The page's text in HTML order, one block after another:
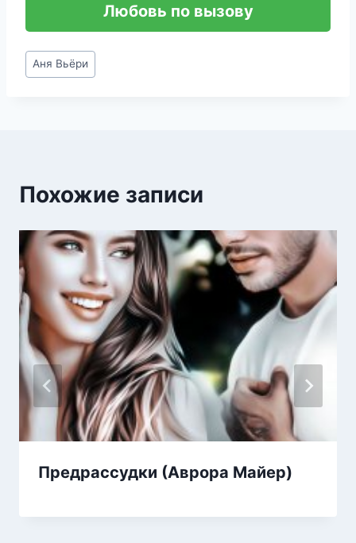
Любовь по вызову
Метки
записи:
Аня Вьёри
Похожие записи
Предрассудки (Аврора Майер)